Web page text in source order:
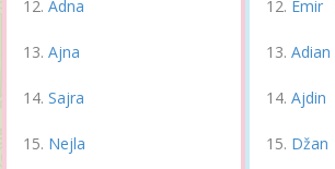
Adna
Ajna
Sajra
Nejla
Emir
Adian
Ajdin
Džan